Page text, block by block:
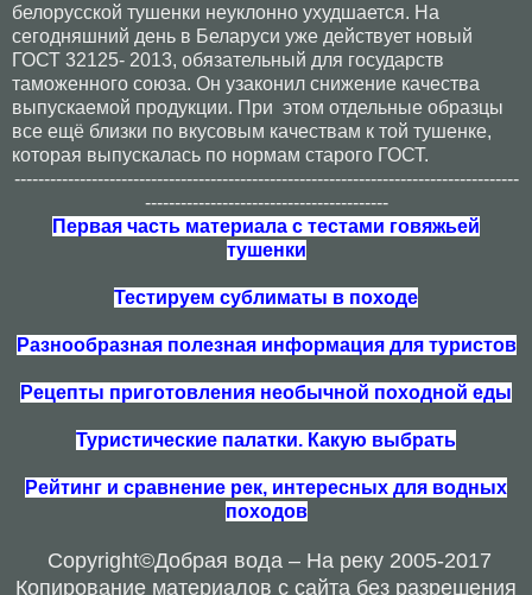
белорусской тушенки неуклонно ухудшается. На
сегодняшний день в Беларуси уже действует новый
ГОСТ 32125- 2013, обязательный для государств
таможенного союза. Он узаконил снижение качества
выпускаемой продукции. При этом отдельные образцы
все ещё близки по вкусовым качествам к той тушенке,
которая выпускалась по нормам старого ГОСТ.
-------------------------------------------------------------------------------------
-----------------------------------------
Первая часть материала с тестами говяжьей
тушенки
Тестируем сублиматы в походе
Разнообразная полезная информация для туристов
Рецепты приготовления необычной походной еды
Туристические палатки. Какую выбрать
Рейтинг и сравнение рек, интересных для водных
походов
Copyright©Добрая вода – На реку 2005-2017
Копирование материалов с сайта без разрешения